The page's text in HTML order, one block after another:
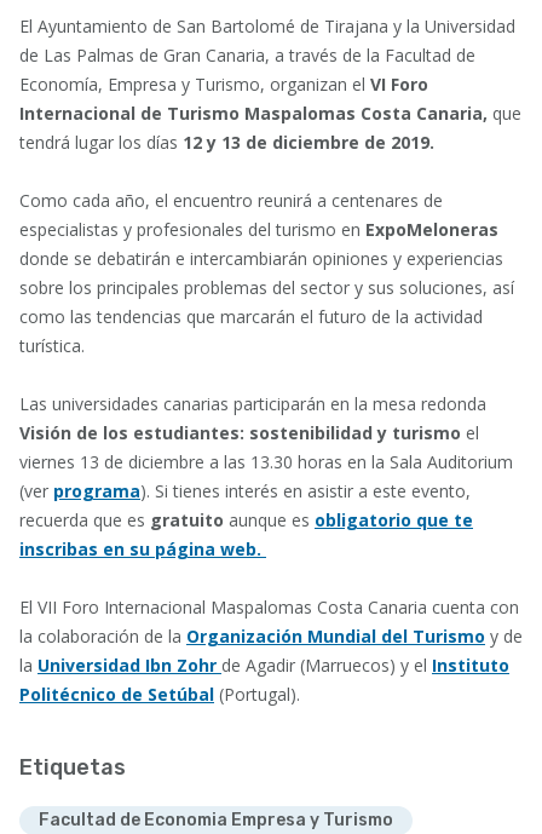
El Ayuntamiento de San Bartolomé de Tirajana y la Universidad
de Las Palmas de Gran Canaria, a través de la Facultad de
Economía, Empresa y Turismo, organizan el VI Foro
Internacional de Turismo Maspalomas Costa Canaria, que
tendrá lugar los días 12 y 13 de diciembre de 2019.
Como cada año, el encuentro reunirá a centenares de
especialistas y profesionales del turismo en ExpoMeloneras
donde se debatirán e intercambiarán opiniones y experiencias
sobre los principales problemas del sector y sus soluciones, así
como las tendencias que marcarán el futuro de la actividad
turística.
Las universidades canarias participarán en la mesa redonda
Visión de los estudiantes: sostenibilidad y turismo el
viernes 13 de diciembre a las 13.30 horas en la Sala Auditorium
(ver programa). Si tienes interés en asistir a este evento,
recuerda que es gratuito aunque es obligatorio que te
inscribas en su página web.
El VII Foro Internacional Maspalomas Costa Canaria cuenta con
la colaboración de la Organización Mundial del Turismo y de
la Universidad Ibn Zohr de Agadir (Marruecos) y el Instituto
Politécnico de Setúbal (Portugal).
Etiquetas
Facultad de Economia Empresa y Turismo